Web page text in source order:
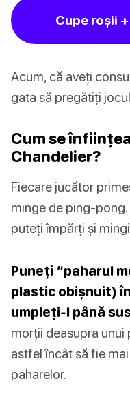
Cupe roșii
Acum, că aveți
gata să pregătiți
Cum se
Chandelier?
Fiecare jucător
minge de ping-
puteți împărți și
Puneți “paharul
plastic obișnuit)
umpleți-l până
morții deasupra unui
astfel încât să fie
paharelor.